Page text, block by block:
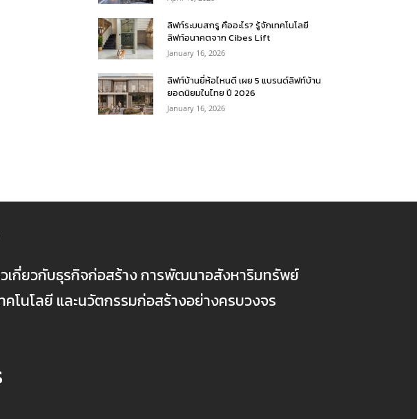
ลิฟท์ระบบสกรู คืออะไร? รู้จักเทคโนโลยี
ลิฟท์อนาคตจาก Cibes Lift
January 16, 2026
ลิฟท์บ้านยี่ห้อไหนดี เผย 5 แบรนด์ลิฟท์บ้าน
ยอดนิยมในไทย ปี 2026
January 16, 2026
วเกี่ยวกับธุรกิจก่อสร้าง การพัฒนาอสังหาริมทรัพย์
นโลยี และนวัตกรรมก่อสร้างอย่างครบวงจร